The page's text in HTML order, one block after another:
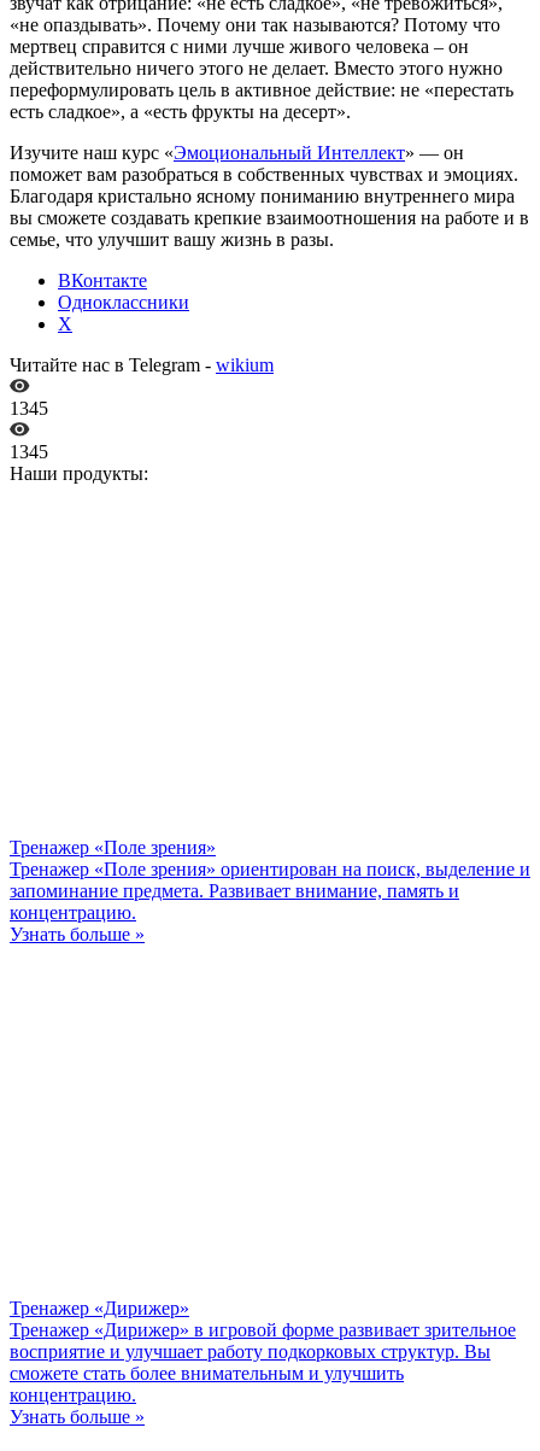
«не опаздывать». Почему они так называются? Потому что
мертвец справится с ними лучше живого человека – он
действительно ничего этого не делает. Вместо этого нужно
переформулировать цель в активное действие: не «перестать
есть сладкое», а «есть фрукты на десерт».
Изучите наш курс «Эмоциональный Интеллект» — он
поможет вам разобраться в собственных чувствах и эмоциях.
Благодаря кристально ясному пониманию внутреннего мира
вы сможете создавать крепкие взаимоотношения на работе и в
семье, что улучшит вашу жизнь в разы.
ВКонтакте
Одноклассники
X
Читайте нас в Telegram - wikium
1345
1345
Наши продукты:
Тренажер «Поле зрения»
Тренажер «Поле зрения» ориентирован на поиск, выделение и
запоминание предмета. Развивает внимание, память и
концентрацию.
Узнать больше »
Тренажер «Дирижер»
Тренажер «Дирижер» в игровой форме развивает зрительное
восприятие и улучшает работу подкорковых структур. Вы
сможете стать более внимательным и улучшить
концентрацию.
Узнать больше »